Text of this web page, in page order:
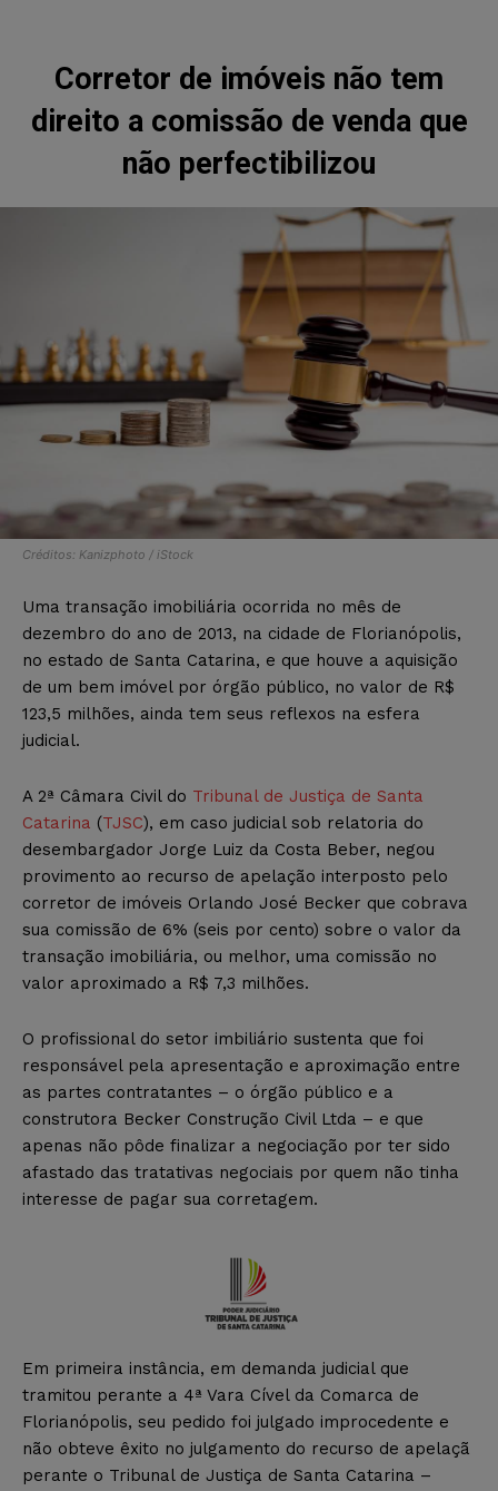
Corretor de imóveis não tem
direito a comissão de venda que
não perfectibilizou
Créditos: Kanizphoto / iStock
Uma transação imobiliária ocorrida no mês de
dezembro do ano de 2013, na cidade de Florianópolis,
no estado de Santa Catarina, e que houve a aquisição
de um bem imóvel por órgão público, no valor de R$
123,5 milhões, ainda tem seus reflexos na esfera
judicial.
A 2ª Câmara Civil do Tribunal de Justiça de Santa
Catarina (TJSC), em caso judicial sob relatoria do
desembargador Jorge Luiz da Costa Beber, negou
provimento ao recurso de apelação interposto pelo
corretor de imóveis Orlando José Becker que cobrava
sua comissão de 6% (seis por cento) sobre o valor da
transação imobiliária, ou melhor, uma comissão no
valor aproximado a R$ 7,3 milhões.
O profissional do setor imbiliário sustenta que foi
responsável pela apresentação e aproximação entre
as partes contratantes – o órgão público e a
construtora Becker Construção Civil Ltda – e que
apenas não pôde finalizar a negociação por ter sido
afastado das tratativas negociais por quem não tinha
interesse de pagar sua corretagem.
Em primeira instância, em demanda judicial que
tramitou perante a 4ª Vara Cível da Comarca de
Florianópolis, seu pedido foi julgado improcedente e
não obteve êxito no julgamento do recurso de apelaçã
perante o Tribunal de Justiça de Santa Catarina –